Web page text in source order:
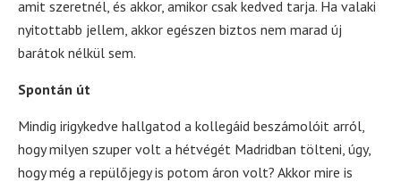
amit szeretnél, és akkor, amikor csak kedved tarja. Ha valaki
nyitottabb jellem, akkor egészen biztos nem marad új
barátok nélkül sem.
Spontán út
Mindig irigykedve hallgatod a kollegáid beszámolóit arról,
hogy milyen szuper volt a hétvégét Madridban tölteni, úgy,
hogy még a repülőjegy is potom áron volt? Akkor mire is